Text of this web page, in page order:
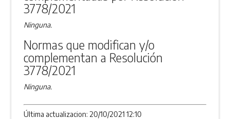
3778/2021
Ninguna.
Normas que modifican y/o
complementan a Resolución
3778/2021
Ninguna.
Última actualizacion: 20/10/2021 12:10